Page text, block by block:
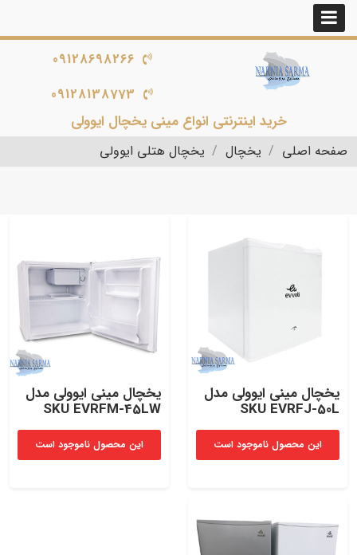
خرید اینترنتی انواع مینی یخچال ایوولی
09128698266
09128138773
صفحه اصلی یخچال یخچال هتلی ایوولی
یخچال مینی ایوولی مدل
SKU EVRFJ-50L
این محصول ناموجود است
یخچال مینی ایوولی مدل
SKU EVRFM-45LW
این محصول ناموجود است